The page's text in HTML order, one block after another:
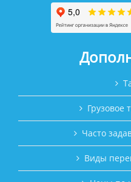
Грузовое
Часто
Виды